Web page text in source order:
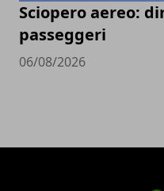
Sciopero aereo:
passeggeri
06/08/2026